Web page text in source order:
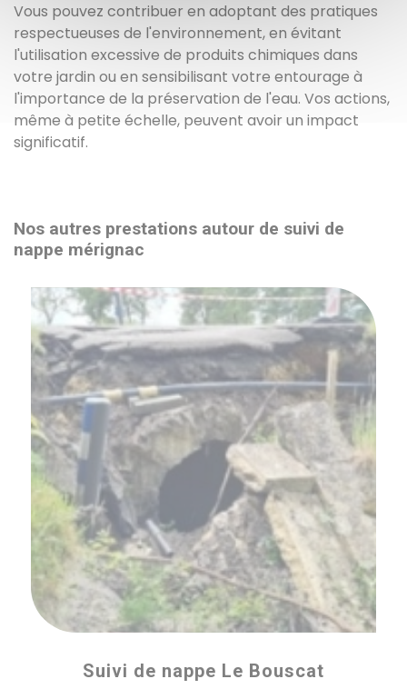
Vous pouvez contribuer en adoptant des pratiques
respectueuses de l'environnement, en évitant
l'utilisation excessive de produits chimiques dans
votre jardin ou en sensibilisant votre entourage à
l'importance de la préservation de l'eau. Vos actions,
même à petite échelle, peuvent avoir un impact
significatif.
Nos autres prestations autour de suivi de
nappe mérignac
Suivi de nappe Le Bouscat